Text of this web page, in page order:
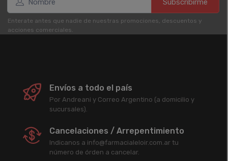
Subscribirme
Enterate antes que nadie de nuestras promociones, descuentos y
acciones comerciales.
Envíos a todo el país
Por Andreani y Correo Argentino (a domicilio y
sucursales).
Cancelaciones / Arrepentimiento
Indicanos a info@farmacialeloir.com.ar tu
número de órden a cancelar.